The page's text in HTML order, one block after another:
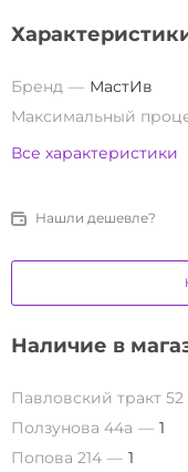
Бренд
МастИв
Максимальный
Все характеристики
Нашли дешевле?
Наличие в
Павловский тракт 52
Ползунова 44а
1
Попова 214
1